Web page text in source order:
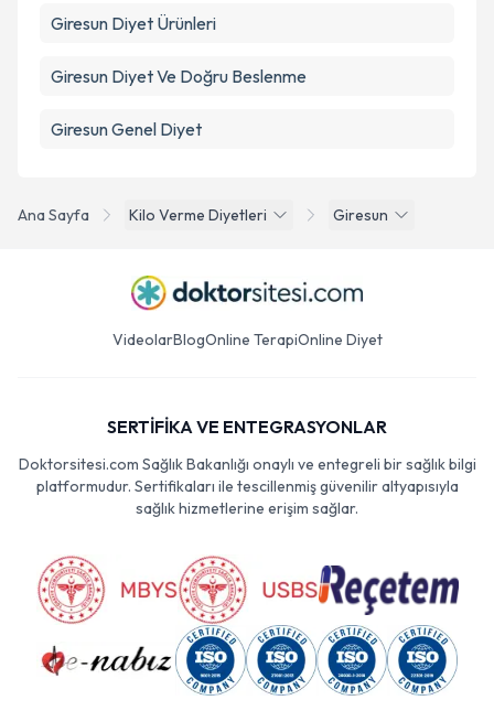
Ana Sayfa Kilo Verme Diyetleri Giresun
Giresun Diyet Ürünleri
Giresun Diyet Ve Doğru Beslenme
Giresun Genel Diyet
VideolarBlogOnline TerapiOnline Diyet
SERTİFİKA VE ENTEGRASYONLAR
Doktorsitesi.com Sağlık Bakanlığı onaylı ve entegreli bir sağlık bilgi
platformudur. Sertifikaları ile tescillenmiş güvenilir altyapısıyla
sağlık hizmetlerine erişim sağlar.